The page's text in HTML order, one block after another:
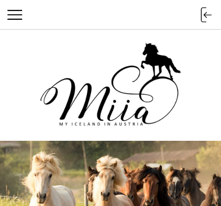
miia.at